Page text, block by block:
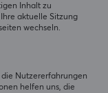
vor 5 Monaten
Inhalt zu
aktuelle Sitzung
wechseln.
Nutzererfahrungen
helfen uns, die